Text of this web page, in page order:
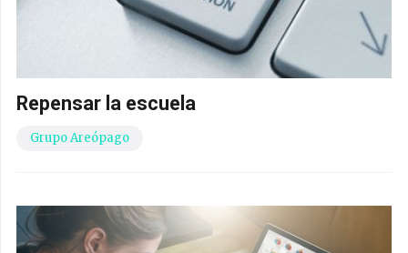
Repensar la escuela
Grupo Areópago